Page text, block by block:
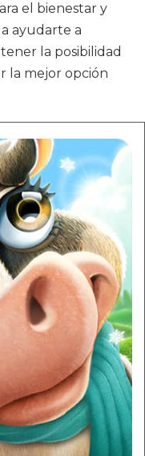
el bienestar y
ayudarte a
la posibilidad
la mejor opción